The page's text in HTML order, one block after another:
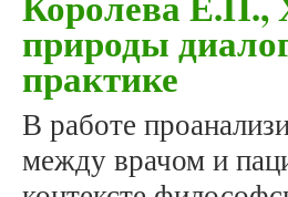
природы
практике
В работе
между врачом и